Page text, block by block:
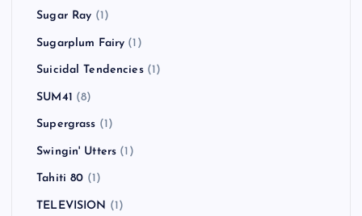
Sugar Ray (1)
Sugarplum Fairy (1)
Suicidal Tendencies(1)
SUM41 (8)
Supergrass (1)
Swingin' Utters (1)
Tahiti 80 (1)
TELEVISION (1)